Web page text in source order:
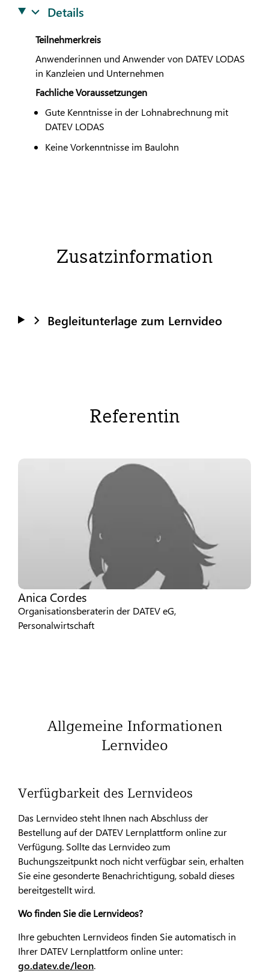
Details
Teilnehmerkreis
Anwenderinnen und Anwender von DATEV LODAS
in Kanzleien und Unternehmen
Fachliche Voraussetzungen
Gute Kenntnisse in der Lohnabrechnung mit
DATEV LODAS
Keine Vorkenntnisse im Baulohn
Zusatzinformation
Begleitunterlage zum Lernvideo
Referentin
Anica Cordes
Organisationsberaterin der DATEV eG,
Personalwirtschaft
Allgemeine Informationen
Lernvideo
Verfügbarkeit des Lernvideos
Das Lernvideo steht Ihnen nach Abschluss der
Bestellung auf der DATEV Lernplattform online zur
Verfügung. Sollte das Lernvideo zum
Buchungszeitpunkt noch nicht verfügbar sein, erhalten
Sie eine gesonderte Benachrichtigung, sobald dieses
bereitgestellt wird.
Wo finden Sie die Lernvideos?
Ihre gebuchten Lernvideos finden Sie automatisch in
Ihrer DATEV Lernplattform online unter:
go.datev.de/leon.